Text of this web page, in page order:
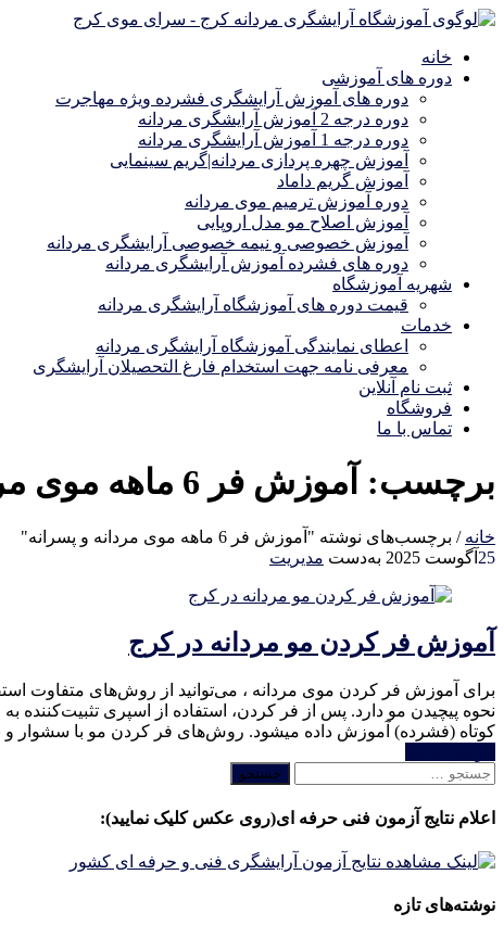
خانه
دوره های آموزشی
دوره های آموزش آرایشگری فشرده ویژه مهاجرت
دوره درجه 2 آموزش آرایشگری مردانه
دوره درجه 1 آموزش آرایشگری مردانه
آموزش چهره پردازی مردانه|گریم سینمایی
آموزش گریم داماد
دوره آموزش ترمیم موی مردانه
آموزش اصلاح مو مدل اروپایی
آموزش خصوصی و نیمه خصوصی آرایشگری مردانه
دوره های فشرده آموزش آرایشگری مردانه
شهریه آموزشگاه
قیمت دوره های آموزشگاه آرایشگری مردانه
خدمات
اعطای نمایندگی آموزشگاه آرایشگری مردانه
معرفی نامه جهت استخدام فارغ التحصیلان آرایشگری
ثبت نام آنلاین
فروشگاه
تماس با ما
برچسب: آموزش فر 6 ماهه موی مردانه و پسرانه
خانه / برچسب‌های نوشته "آموزش فر 6 ماهه موی مردانه و پسرانه"
25 آگوست 2025 به‌دست مدیریت
آموزش فر کردن مو مردانه در کرج
برای آموزش فر کردن موی مردانه ، می‌توانید از روش‌های متفاوت
نحوه پیچیدن مو دارد. پس از فر کردن، استفاده از اسپری
کوتاه (فشرده) آموزش داده میشود. روش‌های فر کردن مو با سشوار و
جستجو
اعلام نتایج آزمون فنی حرفه ای(روی عکس کلیک نمایید):
نوشته‌های تازه